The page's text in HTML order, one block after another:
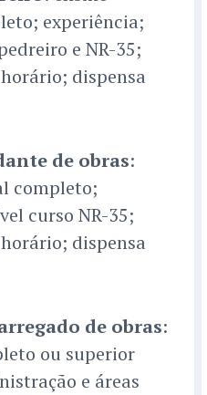
experiência;
e NR-35;
dispensa
de obras:
completo;
curso NR-35;
dispensa
de obras:
ou superior
e áreas